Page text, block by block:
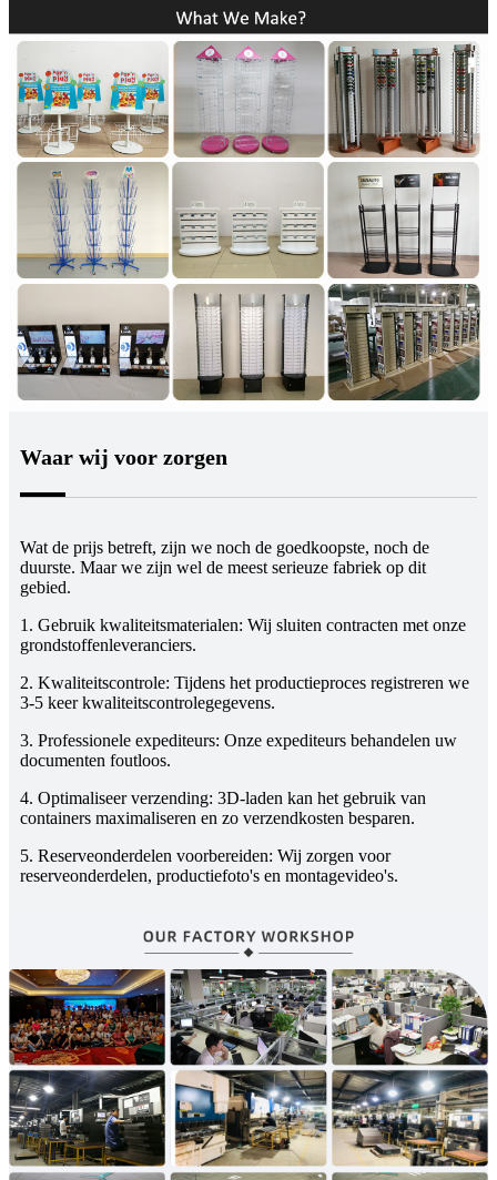
Waar wij voor zorgen
Wat de prijs betreft, zijn we noch de goedkoopste, noch de
duurste. Maar we zijn wel de meest serieuze fabriek op dit
gebied.
1. Gebruik kwaliteitsmaterialen: Wij sluiten contracten met onze
grondstoffenleveranciers.
2. Kwaliteitscontrole: Tijdens het productieproces registreren we
3-5 keer kwaliteitscontrolegegevens.
3. Professionele expediteurs: Onze expediteurs behandelen uw
documenten foutloos.
4. Optimaliseer verzending: 3D-laden kan het gebruik van
containers maximaliseren en zo verzendkosten besparen.
5. Reserveonderdelen voorbereiden: Wij zorgen voor
reserveonderdelen, productiefoto's en montagevideo's.